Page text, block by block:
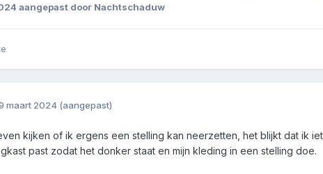
aangepast door Nachtschaduw
maart 2024 (aangepast)
kijken of ik ergens een stelling kan neerzetten, het blijkt dat ik
past zodat het donker staat en mijn kleding in een stelling doe.